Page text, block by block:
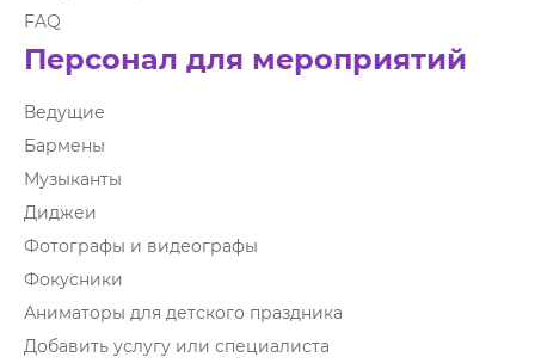
FAQ
Персонал для мероприятий
Ведущие
Бармены
Музыканты
Диджеи
Фотографы и видеографы
Фокусники
Аниматоры для детского праздника
Добавить услугу или специалиста